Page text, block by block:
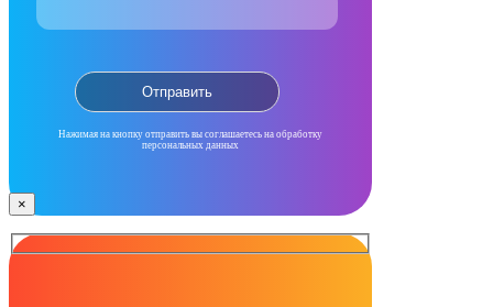
Нажимая на кнопку отправить вы соглашаетесь на обработку
персональных данных
×